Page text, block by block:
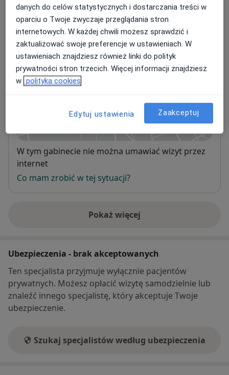
Adresy (2)
Adres 1 Adres 2
Specjalistyczny Gabinet Lekarski
Al. Tadeusza Kościuszki 62,
Powiększ mapęotwiera się w nowej karcie
Dostępność
W tym gabinecie nie można umawiać wizyt przez
internet
Co mam zrobić w tej sytuacji?
Pokaż więcej
o adresie
Ubezpieczenia - brak akceptowanych
Ten specjalista przyjmuje wyłącznie pacjentów
prywatnych. Możesz opłacić wizytę samodzielnie lub
znaleźć innego specjalistę, który akceptuje Twoje
ubezpieczenie.
Szukaj specjalistów według ubezpieczenia
danych do celów statystycznych i dostarczania treści w
oparciu o Twoje zwyczaje przeglądania stron
internetowych. W każdej chwili możesz sprawdzić i
zaktualizować swoje preferencje w ustawieniach. W
ustawieniach znajdziesz również linki do polityk
prywatności stron trzecich. Więcej informacji znajdziesz
w polityka cookies
Edytuj ustawienia Zaakceptuj